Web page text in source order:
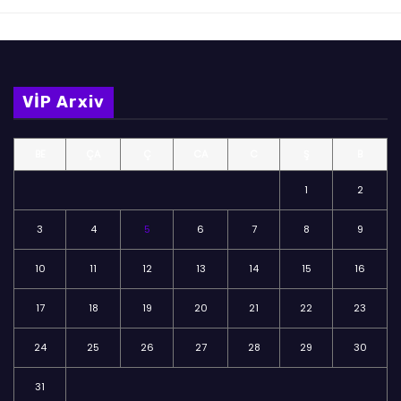
VİP Arxiv
1 2
3 4 5 6 7 8 9
10 11 12 13 14 15 16
17 18 19 20 21 22 23
24 25 26 27 28 29 30
31